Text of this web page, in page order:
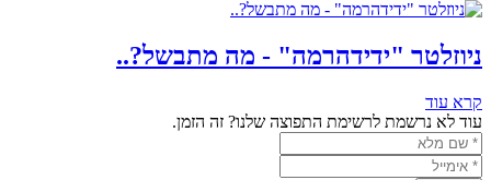
ניוזלטר "ידידהרמה" - מה מתבשל?..
קרא עוד
עוד לא נרשמת לרשימת התפוצה שלנו? זה הזמן.